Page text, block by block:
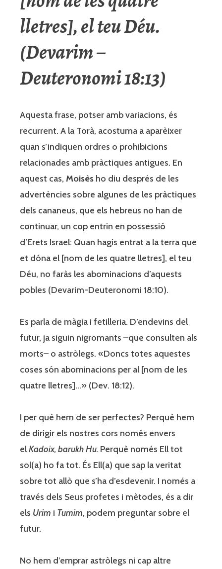
lletres], el teu Déu.
(Devarim –
Deuteronomi 18:13)
Aquesta frase, potser amb variacions, és
recurrent. A la Torà, acostuma a aparèixer
quan s’indiquen ordres o prohibicions
relacionades amb pràctiques antigues. En
aquest cas, Moisès ho diu després de les
advertències sobre algunes de les pràctiques
dels cananeus, que els hebreus no han de
continuar, un cop entrin en possessió
d’Erets Israel: Quan hagis entrat a la terra que
et dóna el [nom de les quatre lletres], el teu
Déu, no faràs les abominacions d’aquests
pobles (Devarim-Deuteronomi 18:10).
Es parla de màgia i fetilleria. D’endevins del
futur, ja siguin nigromants –que consulten als
morts– o astròlegs. «Doncs totes aquestes
coses són abominacions per al [nom de les
quatre lletres]…» (Dev. 18:12).
I per què hem de ser perfectes? Perquè hem
de dirigir els nostres cors només envers
elKadoix, barukh Hu. Perquè només Ell tot
sol(a) ho fa tot. És Ell(a) que sap la veritat
sobre tot allò que s’ha d’esdevenir. I només a
través dels Seus profetes i mètodes, és a dir
els Urim i Tumim, podem preguntar sobre el
futur.
No hem d’emprar astròlegs ni cap altre